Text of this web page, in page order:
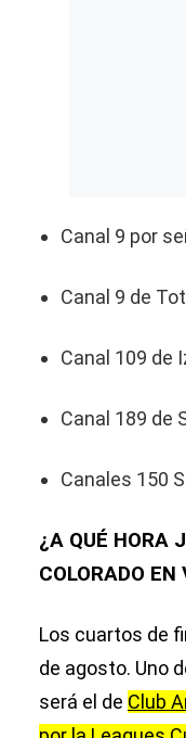
Canal 9 por
Canal 9 de
Canal 109 de
Canal 189 de
Canales 150
¿A QUÉ HORA
COLORADO EN
Los cuartos de
de agosto. Uno
será el de Club